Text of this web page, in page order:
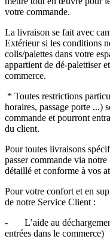
votre commande.
La livraison se fait avec
Extérieur si les conditions
colis/palettes dans votre
appartient de dé-palettiser
commerce.
* Toutes restrictions
horaires, passage porte ...)
commande et pourront
du client.
Pour toutes livraisons
passer commande via
détaillé et conforme à vos
Pour votre confort et en
de notre Service Client :
- L’aide au
entrées dans le commerce)